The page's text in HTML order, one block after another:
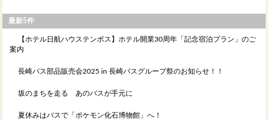
最新5件
【ホテル日航ハウステンボス】ホテル開業30周年「記念宿泊プラン」のご
案内
長崎バス部品販売会2025 in 長崎バスグループ祭のお知らせ！！
坂のまちを走る あのバスが手元に
夏休みはバスで「ポケモン化石博物館」へ！